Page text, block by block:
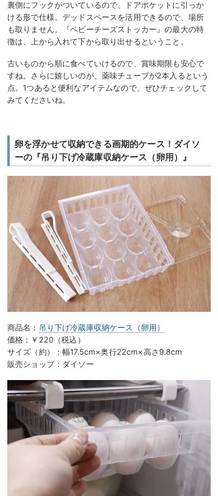
裏側にフックがついているので、ドアポケットに引っか
ける形で仕様。デッドスペースを活用できるので、場所
も取りません。『ベビーチーズストッカー』の最大の特
徴は、上から入れて下から取り出せるということ。
古いものから順に食べていけるので、賞味期限も安心で
すね。さらに嬉しいのが、薬味チューブが2本入るという
点。1つあると便利なアイテムなので、ぜひチェックして
みてくださいね。
卵を浮かせて収納できる画期的ケース！ダイソ
ーの『吊り下げ冷蔵庫収納ケース（卵用）』
商品名： 吊り下げ冷蔵庫収納ケース（卵用）
価格：￥220（税込）
サイズ（約）：幅17.5cm×奥行22cm×高さ9.8cm
販売ショップ：ダイソー